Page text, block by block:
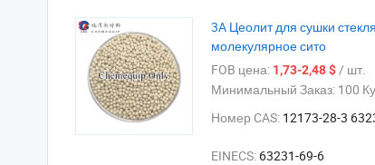
3A Цеолит для сушки
молекулярное сито
FOB цена: 1,73-2,48 $/ шт.
Минимальный Заказ: 100
Номер CAS: 12173-28-3
EINECS: 63231-69-6